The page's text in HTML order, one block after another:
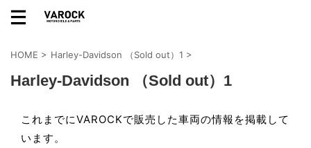
HOME > Harley-Davidson （Sold out）1 >
Harley-Davidson （Sold out）1
これまでにVAROCKで販売した車両の情報を掲載して
います。